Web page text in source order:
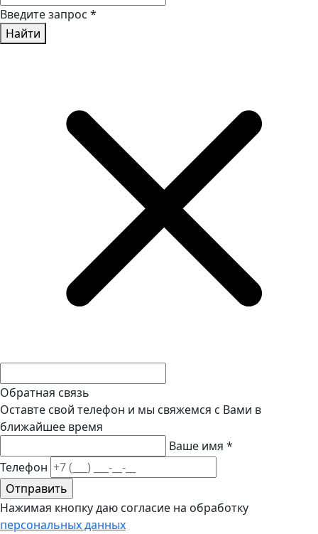
Введите запрос *
Найти
Обратная связь
Оставте свой телефон и мы свяжемся с Вами в
ближайшее время
Ваше имя *
Телефон
Нажимая кнопку даю согласие на обработку
персональных данных